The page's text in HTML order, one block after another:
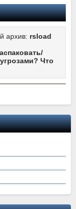
архив: rsload
Что